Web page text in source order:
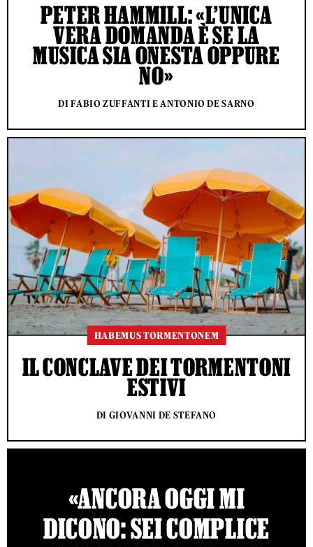
PETER HAMMILL: «L’UNICA
VERA DOMANDA È SE LA
MUSICA SIA ONESTA OPPURE
NO»
DI FABIO ZUFFANTI E ANTONIO DE SARNO
HABEMUS TORMENTONEM
IL CONCLAVE DEI TORMENTONI
ESTIVI
DI GIOVANNI DE STEFANO
«ANCORA OGGI MI
DICONO: SEI COMPLICE